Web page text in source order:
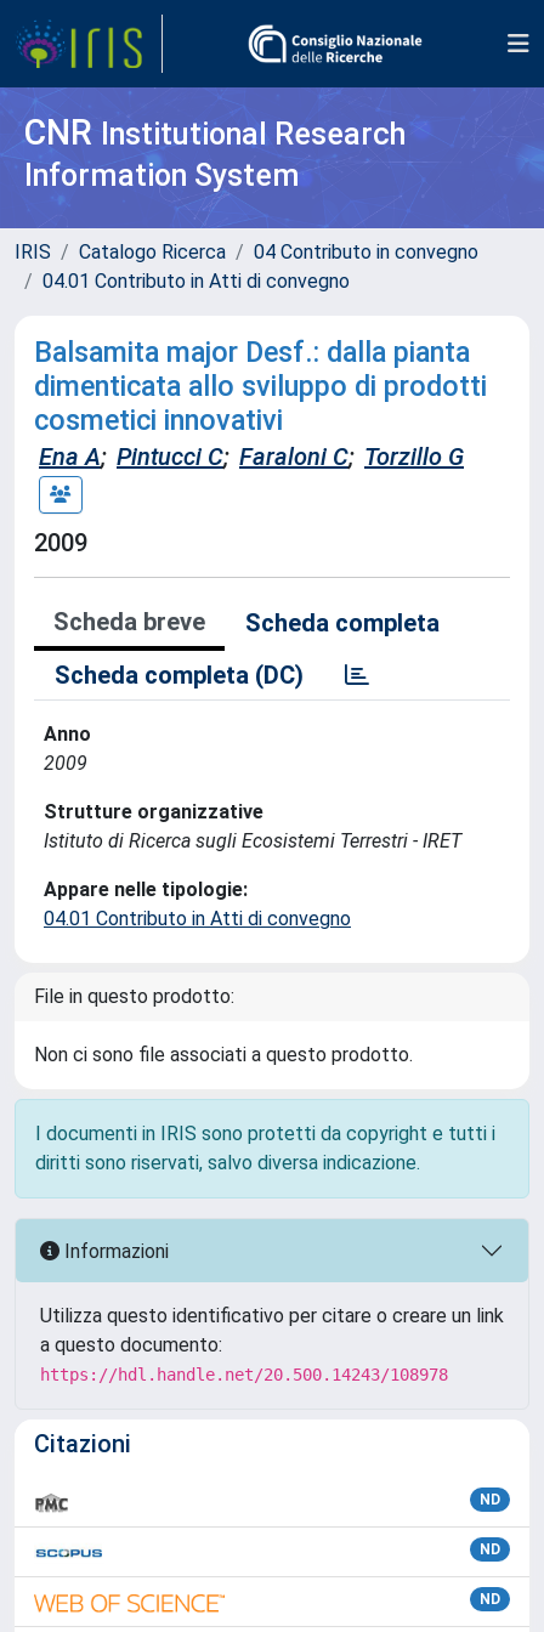
CNR Institutional Research
Information System
IRIS Catalogo Ricerca
04 Contributo in convegno
04.01 Contributo in Atti di convegno
Balsamita major Desf.: dalla pianta
dimenticata allo sviluppo di prodotti
cosmetici innovativi
Ena A; Pintucci C; Faraloni C; Torzillo G
2009
Scheda breve
Scheda completa
Scheda completa (DC)
Anno
2009
Strutture organizzative
Istituto di Ricerca sugli Ecosistemi Terrestri - IRET
Appare nelle tipologie:
04.01 Contributo in Atti di convegno
File in questo prodotto:
Non ci sono file associati a questo prodotto.
I documenti in IRIS sono protetti da copyright e tutti i
diritti sono riservati, salvo diversa indicazione.
Informazioni
Utilizza questo identificativo per citare o creare un link
a questo documento:
https://hdl.handle.net/20.500.14243/108978
Citazioni
ND
ND
ND